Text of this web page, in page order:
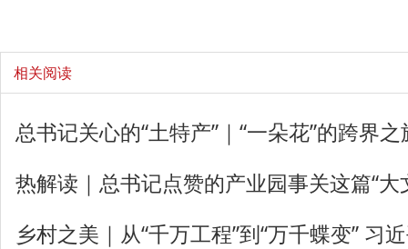
相关阅读
总书记关心的“土特产”｜“一朵花”的跨界之
热解读｜总书记点赞的产业园事关这篇“大
乡村之美｜从“千万工程”到“万千蝶变” 习